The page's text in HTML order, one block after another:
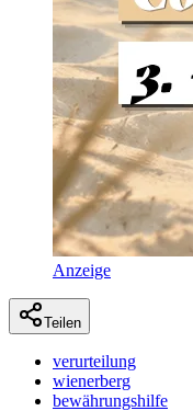
Anzeige
Teilen
verurteilung
wienerberg
bewährungshilfe